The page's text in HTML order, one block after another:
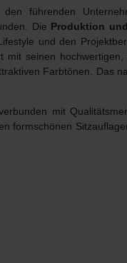
führenden
Die Produktion
und den
mit seinen
Farbtönen. Das
mit
formschönen